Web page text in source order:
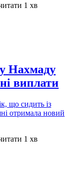
1 хв
Нахмаду
виплати
що сидить із
отримала новий
1 хв